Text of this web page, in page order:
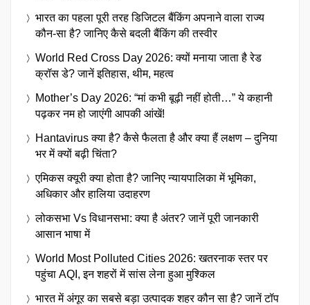
भारत का पहला पूरी तरह डिजिटल बैंकिंग अपनाने वाला राज्य
कौन-सा है? जानिए कैसे बदली बैंकिंग की तस्वीर
World Red Cross Day 2026: क्यों मनाया जाता है रेड
क्रॉस डे? जानें इतिहास, थीम, महत्व
Mother’s Day 2026: “मां कभी बूढ़ी नहीं होती…” ये कहानी
पढ़कर नम हो जाएंगी आपकी आंखें!
Hantavirus क्या है? कैसे फैलता है और क्या हैं लक्षण – दुनिया
भर में क्यों बढ़ी चिंता?
एमिकस क्यूरी क्या होता है? जानिए न्यायपालिका में भूमिका,
अधिकार और हालिया उदाहरण
लोकसभा Vs विधानसभा: क्या है अंतर? जानें पूरी जानकारी
आसान भाषा में
World Most Polluted Cities 2026: खतरनाक स्तर पर
पहुंचा AQI, इन शहरों में सांस लेना हुआ मुश्किल
भारत में अंगूर का सबसे बड़ा उत्पादक शहर कौन सा है? जानें टॉप